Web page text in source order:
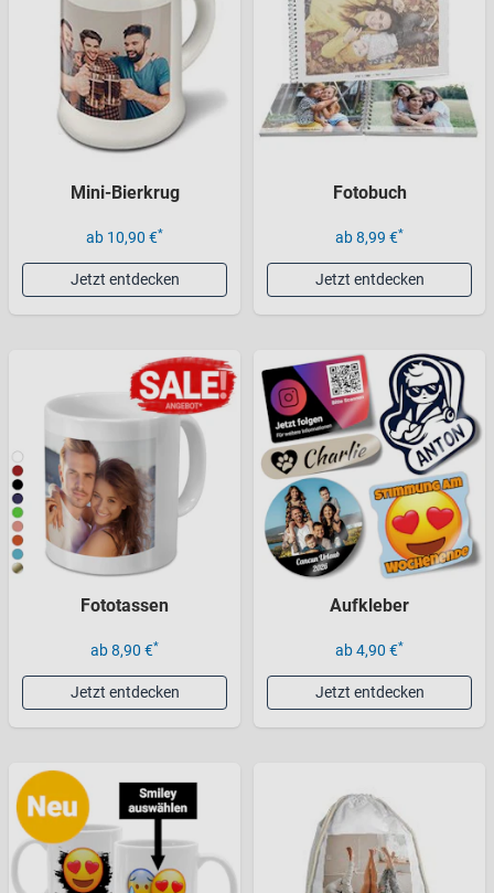
Mini-Bierkrug
ab 10,90 €*
Jetzt entdecken
Fotobuch
ab 8,99 €*
Jetzt entdecken
Fototassen
ab 8,90 €*
Jetzt entdecken
Aufkleber
ab 4,90 €*
Jetzt entdecken